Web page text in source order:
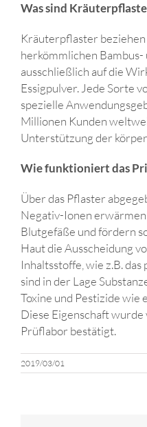
Was sind
Kräuterpflaster
herkömmlichen
ausschließlich auf die
Essigpulver. Jede Sorte
spezielle
Millionen Kunden
Unterstützung der
Wie funktioniert das
Über das Pflaster
Negativ-Ionen
Blutgefäße und fördern
Haut die Ausscheidung
Inhaltsstoffe, wie z.B.
sind in der Lage
Toxine und Pestizide wie
Diese Eigenschaft
Prüflabor bestätigt.
2019/03/01